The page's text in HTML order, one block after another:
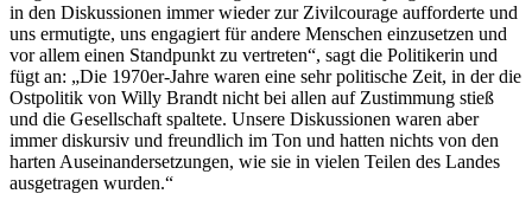
in den Diskussionen immer wieder zur Zivilcourage aufforderte und
uns ermutigte, uns engagiert für andere Menschen einzusetzen und
vor allem einen Standpunkt zu vertreten“, sagt die Politikerin und
fügt an: „Die 1970er-Jahre waren eine sehr politische Zeit, in der die
Ostpolitik von Willy Brandt nicht bei allen auf Zustimmung stieß
und die Gesellschaft spaltete. Unsere Diskussionen waren aber
immer diskursiv und freundlich im Ton und hatten nichts von den
harten Auseinandersetzungen, wie sie in vielen Teilen des Landes
ausgetragen wurden.“